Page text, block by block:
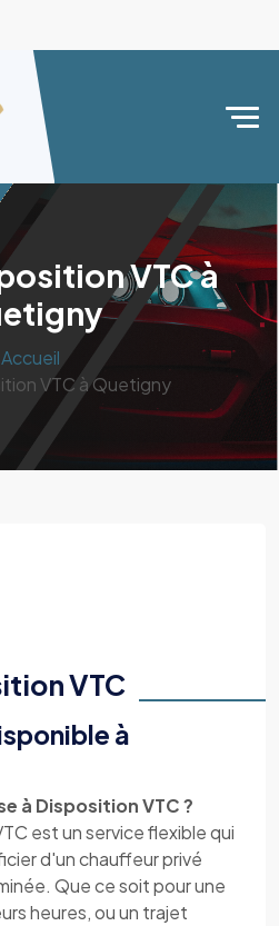
VTC à
Accueil
VTC à Quetigny
VTC
à
à Disposition VTC ?
est un service flexible qui
d'un chauffeur privé
Que ce soit pour une
heures, ou un trajet